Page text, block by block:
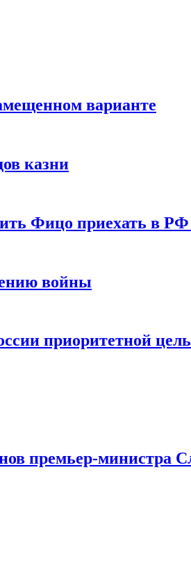
варианте
казни
Фицо приехать в
войны
приоритетной
премьер-министра